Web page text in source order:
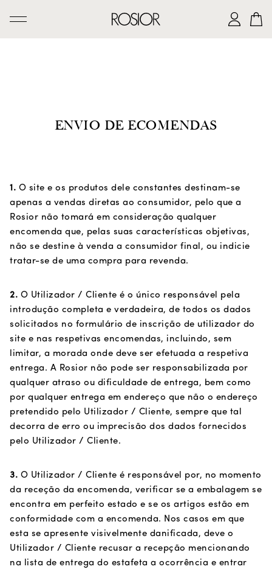
OFICINA ROSIOR
CONTACTOS
ENVIO DE ECOMENDAS
1. O site e os produtos dele constantes destinam-se
apenas a vendas diretas ao consumidor, pelo que a
Rosior não tomará em consideração qualquer
encomenda que, pelas suas características objetivas,
não se destine à venda a consumidor final, ou indicie
tratar-se de uma compra para revenda.
2. O Utilizador / Cliente é o único responsável pela
introdução completa e verdadeira, de todos os dados
solicitados no formulário de inscrição de utilizador do
site e nas respetivas encomendas, incluindo, sem
limitar, a morada onde deve ser efetuada a respetiva
entrega. A Rosior não pode ser responsabilizada por
qualquer atraso ou dificuldade de entrega, bem como
por qualquer entrega em endereço que não o endereço
pretendido pelo Utilizador / Cliente, sempre que tal
decorra de erro ou imprecisão dos dados fornecidos
pelo Utilizador / Cliente.
3. O Utilizador / Cliente é responsável por, no momento
da receção da encomenda, verificar se a embalagem se
encontra em perfeito estado e se os artigos estão em
conformidade com a encomenda. Nos casos em que
esta se apresente visivelmente danificada, deve o
Utilizador / Cliente recusar a recepção mencionando
na lista de entrega do estafeta a ocorrência e entrar